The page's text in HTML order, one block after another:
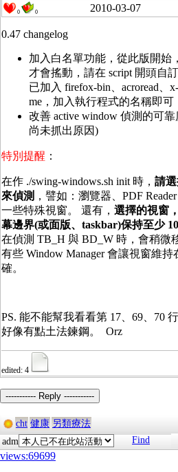
0 0 2010-03-07
0.47 changelog
加入白名單功能，從此版開始
才會搖動，請在 script 開頭自
已加入 firefox-bin、acroread、
me，加入執行程式的名稱即可
改善 active window 偵測的可
尚未抓出原因)
特別提醒 ：
在作 ./swing-windows.sh init 時， 請
來偵測 ，譬如：瀏覽器、PDF
一些特殊視窗。 還有， 選擇的視窗
幕邊界(或面版、taskbar)保持至少
在偵測 TB_H 與 BD_W 時，會稍微
有些 Window Manager 會讓視窗維
確。
PS. 能不能幫我看看第 17、69、70
好像有點土法鍊鋼。 Orz
edited: 4
----------- Reply -----------
cht 健康 另類療法
adm
Find
views:69699